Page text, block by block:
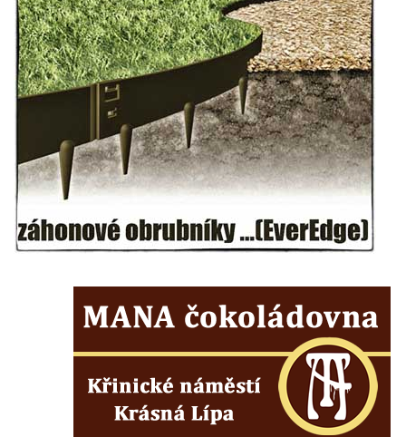
Pomník obětem válek v Mirošovicích
Hrob vojáků Rudé armády na hřbitově v
Račicích
Hrob Jiřího Dovhomilji na hřbitově v
Hrob Antonína Medáčka na hřbitově v
Račicích
na hřbitově v Dobříni
Kenotaf Josefa Matese na hřbitově v Lužici
Pamětní deska Giuseppe Capella na
Kenotaf Antonína Krause na hřbitově v